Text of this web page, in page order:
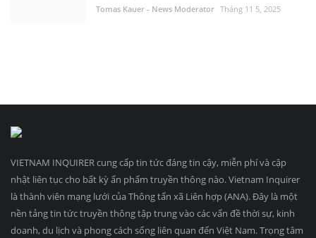
Tomas Kauer - News Moderator Tháng 11 5, 2025
VIETNAM INQUIRER cung cấp tin tức đáng tin cậy, miễn phí và cập
nhật liên tục cho bất kỳ ấn phẩm truyền thông nào. Vietnam Inquirer
là thành viên mạng lưới của Thông tấn xã Liên hợp (ANA). Đây là một
nền tảng tin tức truyền thông tập trung vào các vấn đề thời sự, kinh
doanh, du lịch và phong cách sống liên quan đến Việt Nam. Trọng tâm